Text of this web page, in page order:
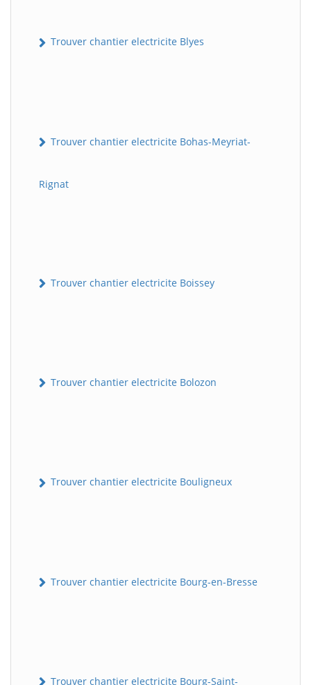
Trouver chantier electricite Blyes
Trouver chantier electricite Bohas-Meyriat-
Rignat
Trouver chantier electricite Boissey
Trouver chantier electricite Bolozon
Trouver chantier electricite Bouligneux
Trouver chantier electricite Bourg-en-Bresse
Trouver chantier electricite Bourg-Saint-